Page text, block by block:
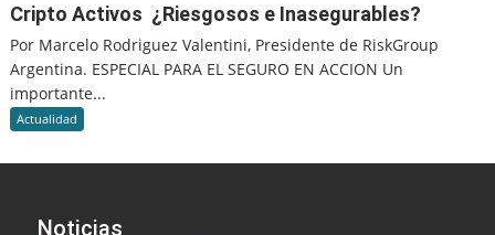
Cripto Activos ¿Riesgosos e Inasegurables?
Por Marcelo Rodriguez Valentini, Presidente de RiskGroup
Argentina. ESPECIAL PARA EL SEGURO EN ACCION Un
importante...
Actualidad
Noticias